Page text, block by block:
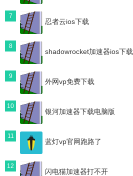
7
忍者云ios下载
8
shadowrocket加速器ios下载
9
外网vp免费下载
10
银河加速器下载电脑版
11
蓝灯vp官网跑路了
12
闪电猫加速器打不开